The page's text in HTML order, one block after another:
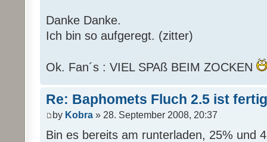
Danke Danke.
Ich bin so aufgeregt. (zitter)
Ok. Fan´s : VIEL SPAß BEIM ZOCKEN
Re: Baphomets Fluch 2.5 ist fertig
by Kobra » 28. September 2008, 20:37
Bin es bereits am runterladen, 25% und